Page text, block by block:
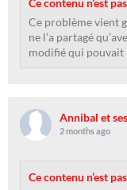
Ce contenu n’est
Ce problème vient
ne l’a partagé
modifié qui pouvait
Annibal et
2 months ago
Ce contenu n’est